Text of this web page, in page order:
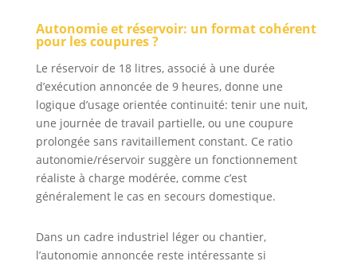
Autonomie et réservoir: un format cohérent
pour les coupures ?
Le réservoir de 18 litres, associé à une durée
d’exécution annoncée de 9 heures, donne une
logique d’usage orientée continuité: tenir une nuit,
une journée de travail partielle, ou une coupure
prolongée sans ravitaillement constant. Ce ratio
autonomie/réservoir suggère un fonctionnement
réaliste à charge modérée, comme c’est
généralement le cas en secours domestique.
Dans un cadre industriel léger ou chantier,
l’autonomie annoncée reste intéressante si